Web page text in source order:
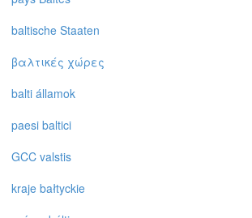
baltische Staaten
βαλτικές χώρες
balti államok
paesi baltici
GCC valstis
kraje bałtyckie